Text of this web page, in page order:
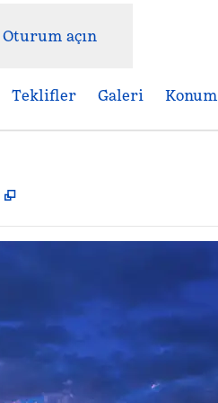
Oturum açın
Teklifler Galeri Konum
,